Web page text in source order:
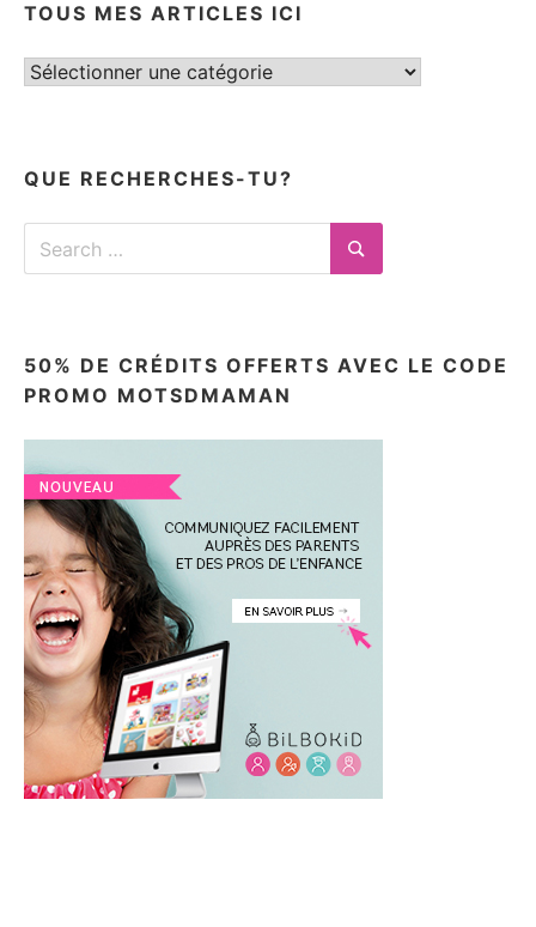
TOUS MES ARTICLES ICI
Tous
QUE RECHERCHES-TU?
Search
for:
Search
50% DE CRÉDITS OFFERTS AVEC LE CODE
PROMO MOTSDMAMAN